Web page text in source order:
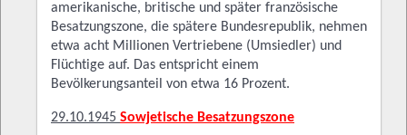
amerikanische, britische und später französische
Besatzungszone, die spätere Bundesrepublik, nehmen
etwa acht Millionen Vertriebene (Umsiedler) und
Flüchtige auf. Das entspricht einem
Bevölkerungsanteil von etwa 16 Prozent.
29.10.1945 Sowjetische Besatzungszone